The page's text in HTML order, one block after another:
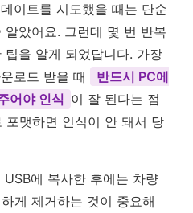
이트를 시도했을 때는 단순
았어요. 그런데 몇 번 반복
을 알게 되었답니다. 가장
로드 받을 때
반드시 PC에
어야 인식 이 잘 된다는 점
포맷하면 인식이 안 돼서 당
에 복사한 후에는 차량
게 제거하는 것이 중요해